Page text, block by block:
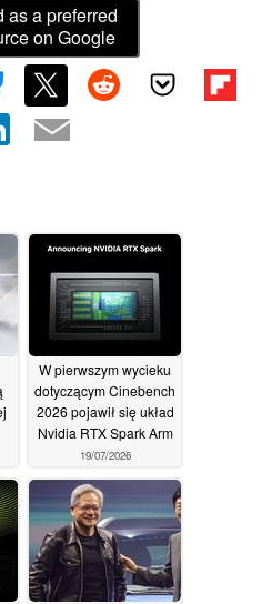
as a preferred
on Google
W pierwszym wycieku
dotyczącym Cinebench
2026 pojawił się układ
Nvidia RTX Spark Arm
19/07/2026